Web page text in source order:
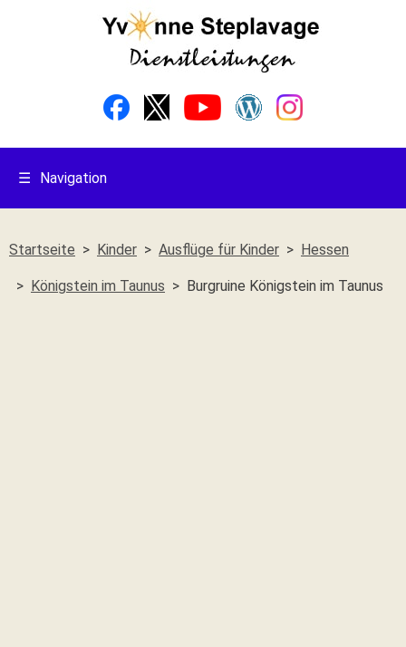
☰ Navigation
Startseite Kinder Ausflüge für Kinder Hessen
Königstein im Taunus Burgruine Königstein im Taunus